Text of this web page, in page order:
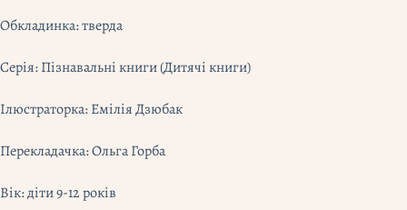
Обкладинка: тверда
Серія: Пізнавальні книги (Дитячі книги)
Ілюстраторка: Емілія Дзюбак
Перекладачка: Ольга Горба
Вік: діти 9-12 років